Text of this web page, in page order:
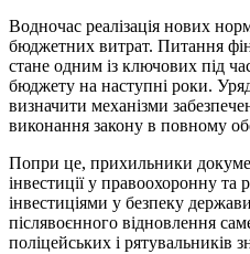
Водночас реалізація нових
бюджетних витрат. Питання
стане одним із ключових під
бюджету на наступні роки.
визначити механізми
виконання закону в повному
Попри це, прихильники
інвестиції у правоохоронну та
інвестиціями у безпеку
післявоєнного відновлення
поліцейських і рятувальників